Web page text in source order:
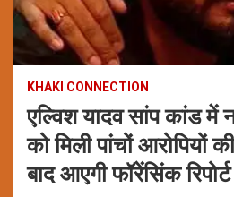
KHAKI CONNECTION
एल्विश यादव सांप कांड में
को मिली पांचों आरोपियों
बाद आएगी फॉरेंसिंक रिपोर्ट